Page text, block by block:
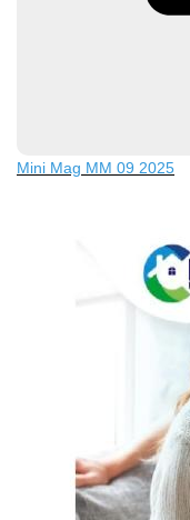
Mini Mag MM 09 2025